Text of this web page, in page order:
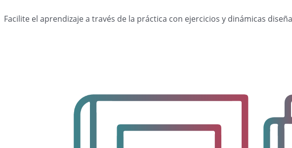
Facilite el aprendizaje a través de la práctica con ejercicios y dinámicas